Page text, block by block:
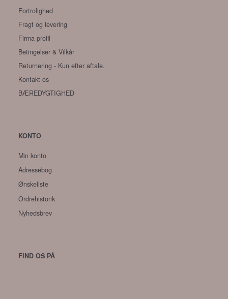
Fortrolighed
Fragt og levering
Firma profil
Betingelser & Vilkår
Returnering - Kun efter aftale.
Kontakt os
BÆREDYGTIGHED
KONTO
Min konto
Adressebog
Ønskeliste
Ordrehistorik
Nyhedsbrev
FIND OS PÅ